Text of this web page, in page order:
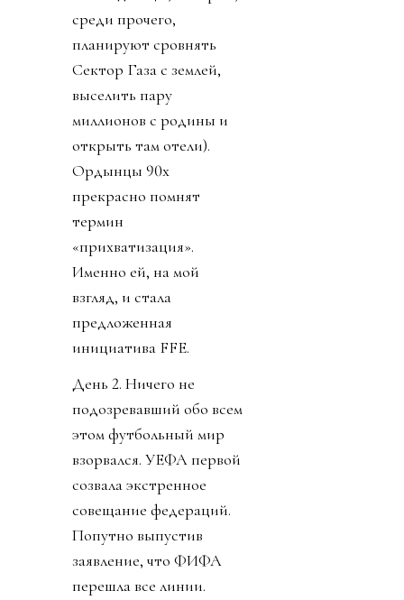
среди прочего,
планируют сровнять
Сектор Газа с землей,
выселить пару
миллионов с родины и
открыть там отели).
Ордынцы 90х
прекрасно помнят
термин
«прихватизация».
Именно ей, на мой
взгляд, и стала
предложенная
инициатива FFE.
День 2. Ничего не
подозревавший обо всем
этом футбольный мир
взорвался. УЕФА первой
созвала экстренное
совещание федераций.
Попутно выпустив
заявление, что ФИФА
перешла все линии.